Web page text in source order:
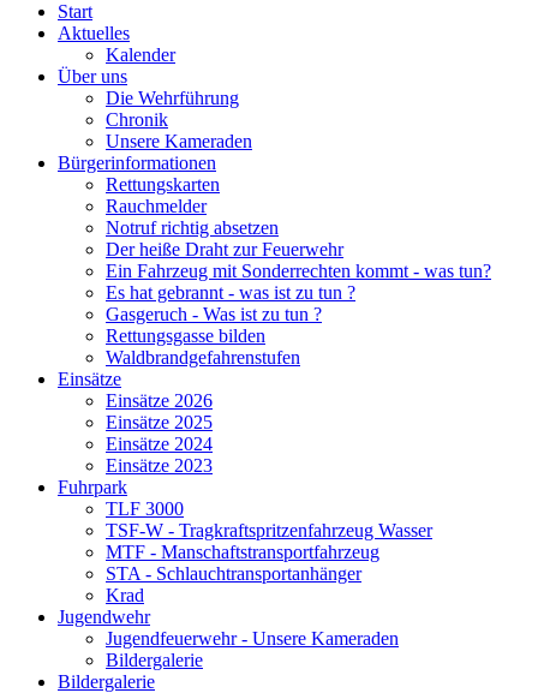
Start
Aktuelles
Kalender
Über uns
Die Wehrführung
Chronik
Unsere Kameraden
Bürgerinformationen
Rettungskarten
Rauchmelder
Notruf richtig absetzen
Der heiße Draht zur Feuerwehr
Ein Fahrzeug mit Sonderrechten kommt - was tun?
Es hat gebrannt - was ist zu tun ?
Gasgeruch - Was ist zu tun ?
Rettungsgasse bilden
Waldbrandgefahrenstufen
Einsätze
Einsätze 2026
Einsätze 2025
Einsätze 2024
Einsätze 2023
Fuhrpark
TLF 3000
TSF-W - Tragkraftspritzenfahrzeug Wasser
MTF - Manschaftstransportfahrzeug
STA - Schlauchtransportanhänger
Krad
Jugendwehr
Jugendfeuerwehr - Unsere Kameraden
Bildergalerie
Bildergalerie